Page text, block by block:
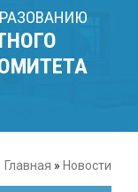
Главная » Новости